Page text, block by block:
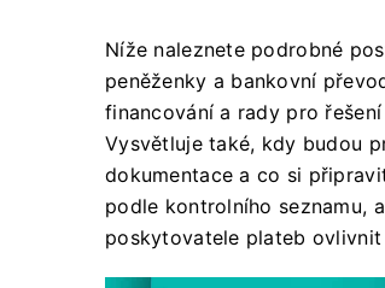
Níže naleznete podrobné
peněženky a bankovní
financování a rady pro
Vysvětluje také, kdy budou
dokumentace a co si
podle kontrolního seznamu,
poskytovatele plateb ovlivnit